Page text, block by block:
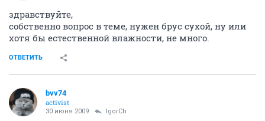
здравствуйте,
собственно вопрос в теме, нужен брус сухой, ну или
хотя бы естественной влажности, не много.
ОТВЕТИТЬ
bvv74
activist
30 июня 2009 IgorCh